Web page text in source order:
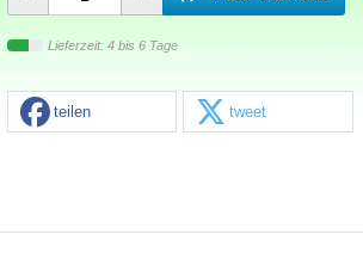
Lieferzeit: 4 bis 6 Tage
teilen tweet